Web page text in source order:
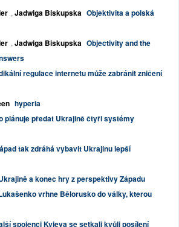
, Jadwiga Biskupska Objektivita a polská
, Jadwiga Biskupska Objectivity and the
regulace internetu může zabránit zničení
hyperia
plánuje předat Ukrajině čtyři systémy
tak zdráhá vybavit Ukrajinu lepší
a konec hry z perspektivy Západu
vrhne Bělorusko do války, kterou
spojenci Kyjeva se setkali kvůli posílení